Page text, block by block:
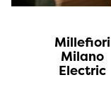
Millefiori
Milano
Electric